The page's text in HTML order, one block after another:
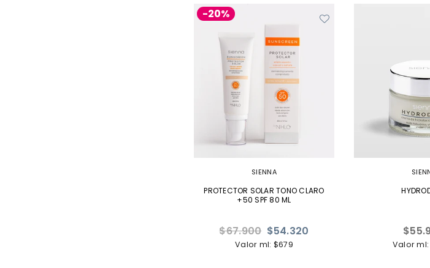
-20%
SIENNA
PROTECTOR SOLAR TONO CLARO
+50 SPF 80 ML
Precio
habitual
$67.900 $54.320
Valor ml: $679
Precio
Valor ml: